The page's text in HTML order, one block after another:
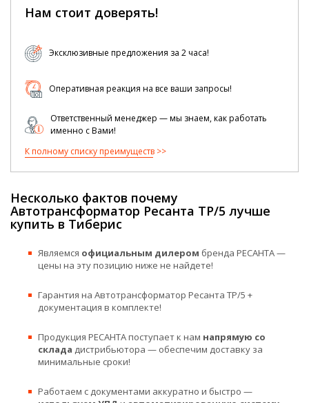
Нам стоит доверять!
Эксклюзивные предложения за 2 часа!
Оперативная реакция на все ваши запросы!
Ответственный менеджер — мы знаем, как работать
именно с Вами!
К полному списку преимуществ
Несколько фактов почему
Автотрансформатор Ресанта ТР/5 лучше
купить в Тиберис
Являемся официальным дилером бренда РЕСАНТА —
цены на эту позицию ниже не найдете!
Гарантия на Автотрансформатор Ресанта ТР/5 +
документация в комплекте!
Продукция РЕСАНТА поступает к нам напрямую со
склада дистрибьютора — обеспечим доставку за
минимальные сроки!
Работаем с документами аккуратно и быстро —